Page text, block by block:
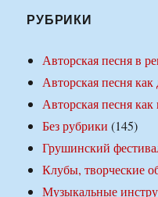
РУБРИКИ
Авторская песня в
Авторская песня
Авторская песня как
Без рубрики (145)
Грушинский
Клубы, творческие
Музыкальные